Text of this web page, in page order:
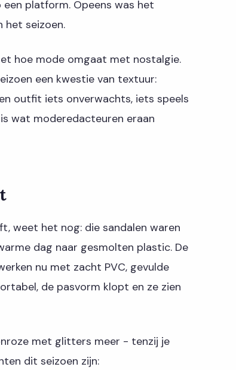
platform. Opeens was het
het seizoen.
hoe mode omgaat met nostalgie.
een kwestie van textuur:
outfit iets onverwachts, iets speels
wat moderedacteuren eraan
weet het nog: die sandalen waren
dag naar gesmolten plastic. De
nu met zacht PVC, gevulde
de pasvorm klopt en ze zien
met glitters meer - tenzij je
dit seizoen zijn: